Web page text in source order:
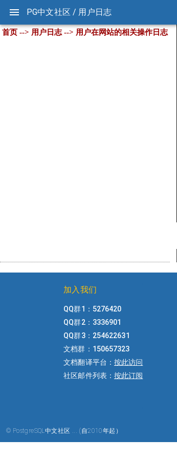
PG中文社区 / 用户日志
首页 --> 用户日志 --> 用户在网站的相关操作日志
加入我们
QQ群1：5276420
QQ群2：3336901
QQ群3：254622631
文档群：150657323
文档翻译平台： 按此访问
社区邮件列表： 按此订阅
© PostgreSQL中文社区 ... (自2010年起）